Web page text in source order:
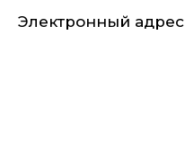
Электронный адрес